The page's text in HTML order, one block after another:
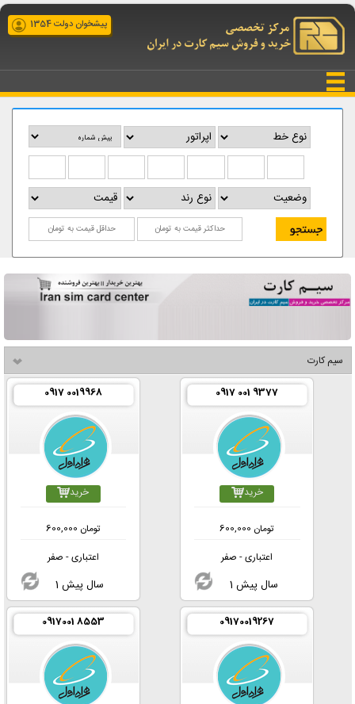
پیشخوان دولت 1354
سیم کارت
0917 001 9377
خرید
600,000 تومان
اعتباری - صفر
1 سال پیش
0917 0019968
خرید
600,000 تومان
اعتباری - صفر
1 سال پیش
09170019267
0917001 8553